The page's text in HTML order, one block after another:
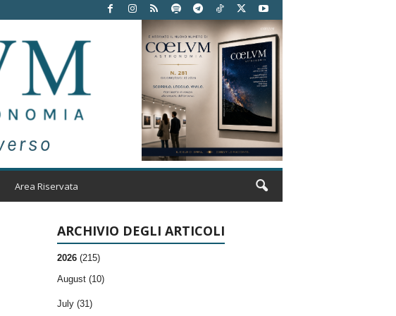
Area Riservata
ARCHIVIO DEGLI ARTICOLI
2026 (215)
August (10)
July (31)